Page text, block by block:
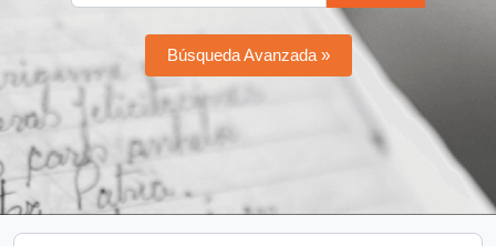
Búsqueda Avanzada »